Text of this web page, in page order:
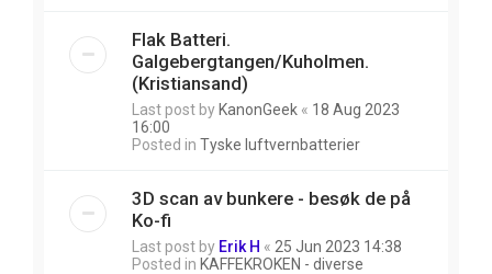
Flak Batteri.
Galgebergtangen/Kuholmen.
(Kristiansand)
Last post by KanonGeek « 18 Aug 2023
16:00
Posted in Tyske luftvernbatterier
3D scan av bunkere - besøk de på
Ko-fi
Last post by Erik H « 25 Jun 2023 14:38
Posted in KAFFEKROKEN - diverse